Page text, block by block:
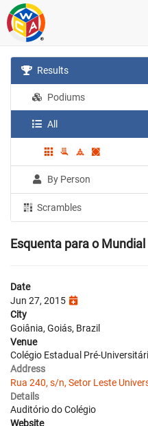
Results
Podiums
All
By Person
Scrambles
Esquenta para o
Date
Jun 27, 2015
City
Goiânia, Goiás, Brazil
Venue
Colégio Estadual Pré-
Address
Rua 240, s/n, Setor Leste
Details
Auditório do Colégio
Website